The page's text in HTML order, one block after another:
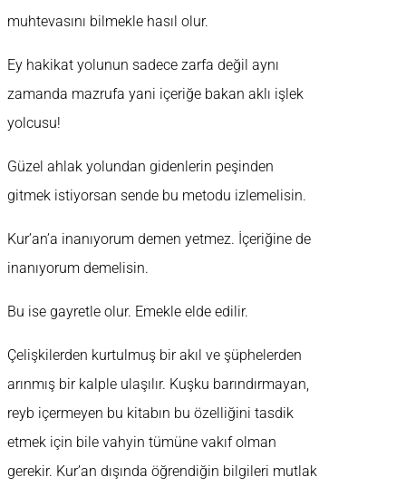
muhtevasını bilmekle hasıl olur.
Ey hakikat yolunun sadece zarfa değil aynı
zamanda mazrufa yani içeriğe bakan aklı işlek
yolcusu!
Güzel ahlak yolundan gidenlerin peşinden
gitmek istiyorsan sende bu metodu izlemelisin.
Kur’an’a inanıyorum demen yetmez. İçeriğine de
inanıyorum demelisin.
Bu ise gayretle olur. Emekle elde edilir.
Çelişkilerden kurtulmuş bir akıl ve şüphelerden
arınmış bir kalple ulaşılır. Kuşku barındırmayan,
reyb içermeyen bu kitabın bu özelliğini tasdik
etmek için bile vahyin tümüne vakıf olman
gerekir. Kur’an dışında öğrendiğin bilgileri mutlak